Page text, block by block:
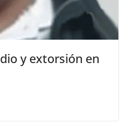
y extorsión en